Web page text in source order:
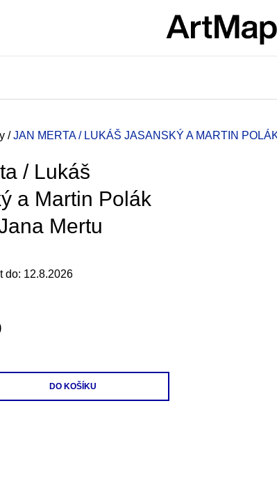
/ JAN MERTA / LUKÁŠ JASANSKÝ A MARTIN
/ Lukáš
a Martin Polák
Mertu
do: 12.8.2026
DO KOŠÍKU